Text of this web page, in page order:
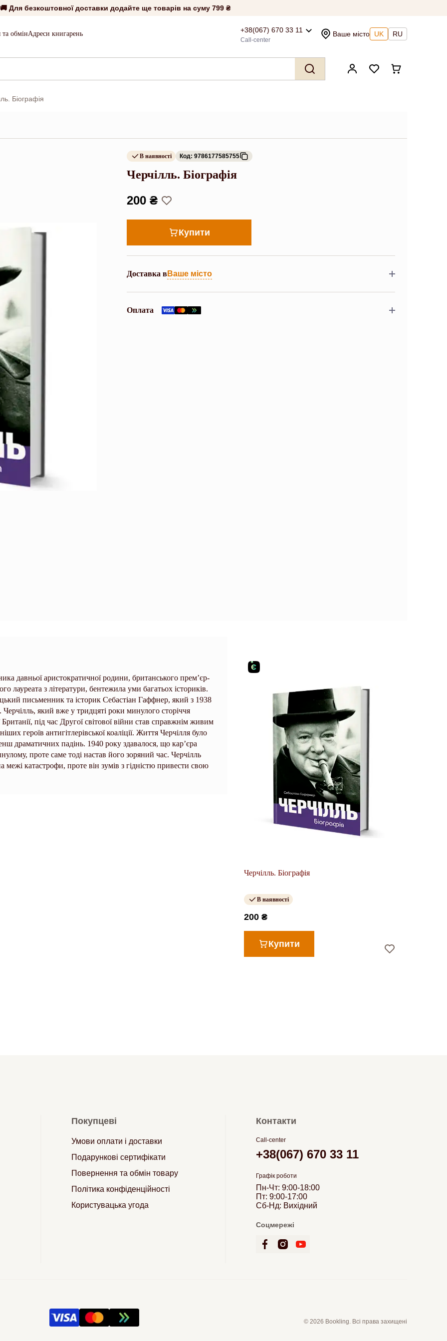
🚚 Для безкоштовної доставки додайте ще товарів на суму 799 ₴
обмінАдреси книгарень +38(067) 670 33 11
Call-center
Ваше місто UK RU
Біографія
В наявності Код: 9786177585755
Черчілль. Біографія
200 ₴
Купити
Доставка вВаше місто
Оплата
давньої аристократичної родини, британського прем’єр-
лауреата з літератури, бентежила уми багатьох істориків.
письменник та історик Себастіан Гаффнер, який з 1938
який вже у тридцяті роки минулого сторіччя
під час Другої світової війни став справжнім живим
героїв антигітлерівської коаліції. Життя Черчілля було
драматичних падінь. 1940 року здавалося, що кар’єра
проте саме тоді настав його зоряний час. Черчілль
катастрофи, проте він зумів з гідністю привести свою
Черчілль. Біографія
В наявності
200 ₴
Купити
Покупцеві
Умови оплати і доставки
Подарункові сертифікати
Повернення та обмін товару
Політика конфіденційності
Користувацька угода
Контакти
Call-center
+38(067) 670 33 11
Графік роботи
Пн-Чт: 9:00-18:00
Пт: 9:00-17:00
Сб-Нд: Вихідний
Соцмережі
© 2026 Bookling. Всі права захищені